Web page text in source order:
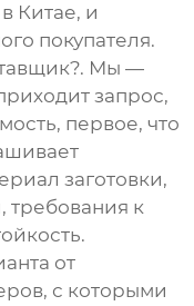
Китае, и
покупателя.
Мы —
запрос,
первое, что
заготовки,
требования к
от
с которыми